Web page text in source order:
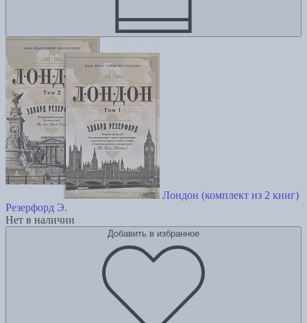
Лондон (комплект из 2 книг)
Резерфорд Э.
Нет в наличии
Добавить в избранное